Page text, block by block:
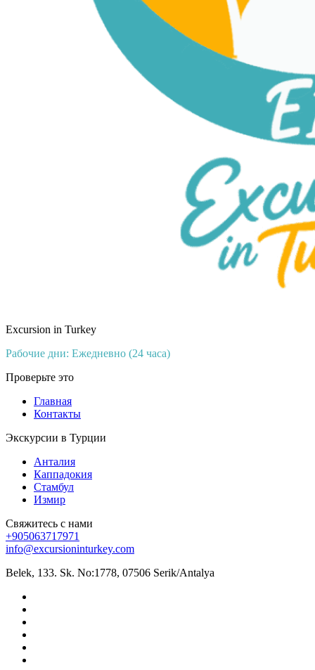
Excursion in Turkey
Рабочие дни: Ежедневно (24 часа)
Проверьте это
Главная
Контакты
Экскурсии в Турции
Анталия
Каппадокия
Стамбул
Измир
Свяжитесь с нами
+905063717971
info@excursioninturkey.com
Belek, 133. Sk. No:1778, 07506 Serik/Antalya